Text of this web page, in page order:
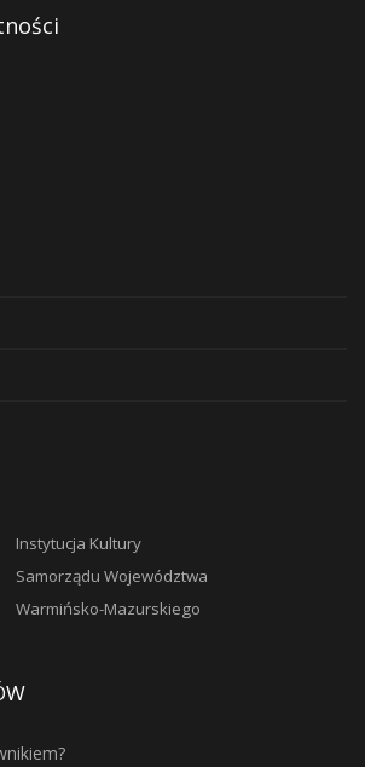
Instytucja Kultury
Samorządu Województwa
Warmińsko-Mazurskiego